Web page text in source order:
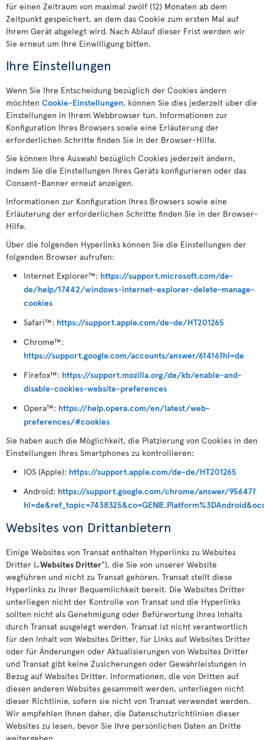
für einen Zeitraum von maximal zwölf (12) Monaten ab dem
Zeitpunkt gespeichert, an dem das Cookie zum ersten Mal auf
Ihrem Gerät abgelegt wird. Nach Ablauf dieser Frist werden wir
Sie erneut um Ihre Einwilligung bitten.
Ihre Einstellungen
Wenn Sie Ihre Entscheidung bezüglich der Cookies ändern
möchten Cookie-Einstellungen, können Sie dies jederzeit über die
Einstellungen in Ihrem Webbrowser tun. Informationen zur
Konfiguration Ihres Browsers sowie eine Erläuterung der
erforderlichen Schritte finden Sie in der Browser-Hilfe.
Sie können Ihre Auswahl bezüglich Cookies jederzeit ändern,
indem Sie die Einstellungen Ihres Geräts konfigurieren oder das
Consent-Banner erneut anzeigen.
Informationen zur Konfiguration Ihres Browsers sowie eine
Erläuterung der erforderlichen Schritte finden Sie in der Browser-
Hilfe.
Über die folgenden Hyperlinks können Sie die Einstellungen der
folgenden Browser aufrufen:
Internet Explorer™: https://support.microsoft.com/de-
de/help/17442/windows-internet-explorer-delete-manage-
cookies
Safari™: https://support.apple.com/de-de/HT201265
Chrome™:
https://support.google.com/accounts/answer/61416?hl=de
Firefox™: https://support.mozilla.org/de/kb/enable-and-
disable-cookies-website-preferences
Opera™: https://help.opera.com/en/latest/web-
preferences/#cookies
Sie haben auch die Möglichkeit, die Platzierung von Cookies in den
Einstellungen Ihres Smartphones zu kontrollieren:
IOS (Apple): https://support.apple.com/de-de/HT201265
Android: https://support.google.com/chrome/answer/95647?
Websites von Drittanbietern
Einige Websites von Transat enthalten Hyperlinks zu Websites
Dritter („Websites Dritter"), die Sie von unserer Website
wegführen und nicht zu Transat gehören. Transat stellt diese
Hyperlinks zu Ihrer Bequemlichkeit bereit. Die Websites Dritter
unterliegen nicht der Kontrolle von Transat und die Hyperlinks
sollten nicht als Genehmigung oder Befürwortung ihres Inhalts
durch Transat ausgelegt werden. Transat ist nicht verantwortlich
für den Inhalt von Websites Dritter, für Links auf Websites Dritter
oder für Änderungen oder Aktualisierungen von Websites Dritter
und Transat gibt keine Zusicherungen oder Gewährleistungen in
Bezug auf Websites Dritter. Informationen, die von Dritten auf
diesen anderen Websites gesammelt werden, unterliegen nicht
dieser Richtlinie, sofern sie nicht von Transat verwendet werden.
Wir empfehlen Ihnen daher, die Datenschutzrichtlinien dieser
Websites zu lesen, bevor Sie Ihre persönlichen Daten an Dritte